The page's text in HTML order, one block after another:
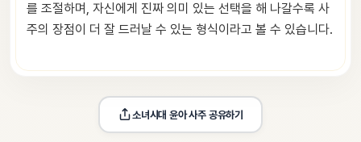
를 조절하며, 자신에게 진짜 의미 있는 선택을 해 나갈수록 사
주의 장점이 더 잘 드러날 수 있는 형식이라고 볼 수 있습니다.
소녀시대 윤아 사주 공유하기